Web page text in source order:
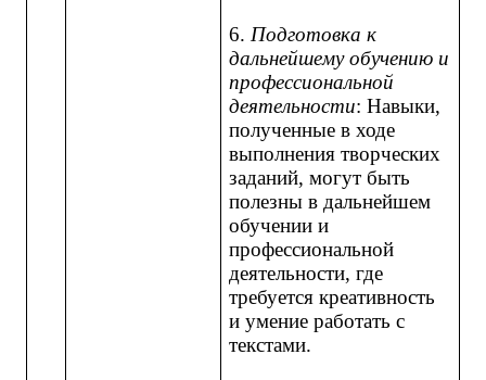
6.Подготовка к
дальнейшему обучению и
профессиональной
деятельности: Навыки,
полученные в ходе
выполнения творческих
заданий, могут быть
полезны в дальнейшем
обучении и
профессиональной
деятельности, где
требуется креативность
и умение работать с
текстами.